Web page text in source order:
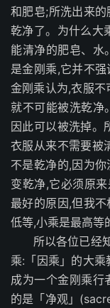
和肥皂;所洗出来
乾净了。为什么大
能清净的肥皂、水
是金刚乘,它并不强
金刚乘认为,衣服不
就不可能被洗乾净
因此可以被洗掉。
衣服从来不需要被
不是乾净的,因为
变乾净,它必须原
最好的原因,但我
低等,小乘是最高等
所以各位已经知
乘:「因乘」的大
成为一个金刚乘行
的是「净观」